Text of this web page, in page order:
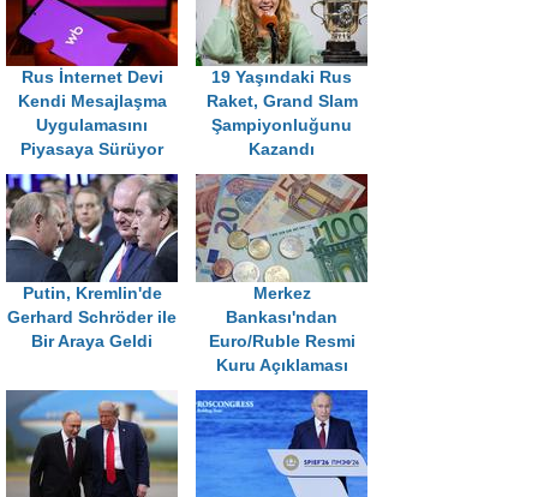
Rus İnternet Devi
Kendi Mesajlaşma
Uygulamasını
Piyasaya Sürüyor
19 Yaşındaki Rus
Raket, Grand Slam
Şampiyonluğunu
Kazandı
Putin, Kremlin'de
Gerhard Schröder ile
Bir Araya Geldi
Merkez
Bankası'ndan
Euro/Ruble Resmi
Kuru Açıklaması